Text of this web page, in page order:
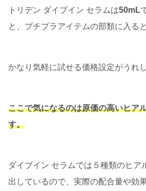
トリデン ダイブイン セラムは50mL
と、プチプラアイテムの部類に入る
かなり気軽に試せる価格設定がうれ
ここで気になるのは原価の高いヒア
す。
ダイブイン セラムでは５種類のヒア
出しているので、実際の配合量や効